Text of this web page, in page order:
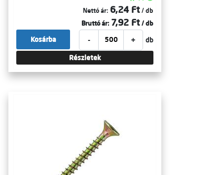
Nettó ár: 6,24 Ft / db
Bruttó ár: 7,92 Ft / db
- + db
Kosárba
Részletek